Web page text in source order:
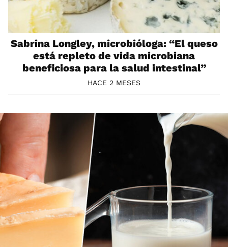
Sabrina Longley, microbióloga: “El queso
está repleto de vida microbiana
beneficiosa para la salud intestinal”
HACE 2 MESES